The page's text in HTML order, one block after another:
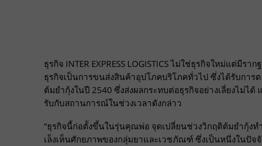
ธุรกิจ INTER EXPRESS LOGISTICS ไม่ใช่ธุรกิจใหม่แต่
ธุรกิจเป็นการขนส่งสินค้าอุปโภคบริโภคทั่วไป ซึ่งได้รับการ
ต้มยำกุ้งในปี 2540 ซึ่งส่งผลกระทบต่อธุรกิจอย่างเลี่ยงไม่ได้
รับกับสถานการณ์ในช่วงเวลาดังกล่าว
“ธุรกิจนี้ก่อตั้งขึ้นในรุ่นคุณพ่อ จุดเปลี่ยนช่วงวิกฤติต้มยำกุ้ง
เล็งเห็นศักยภาพของกลุ่มยาและเวชภัณฑ์ ซึ่งเป็นหนึ่งในปั